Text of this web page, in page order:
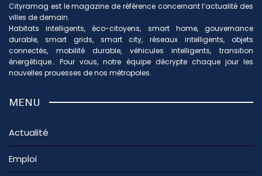
Cityramag est le magazine de référence concernant l’actualité des
villes de demain.
Habitats intelligents, éco-citoyens, smart home, gouvernance
durable, smart grids, smart city, réseaux intelligents, objets
connectés, mobilité durable, véhicules intelligents, transition
énergétique… Pour vous, notre équipe décrypte chaque jour les
nouvelles prouesses de nos métropoles.
MENU
Actualité
Emploi